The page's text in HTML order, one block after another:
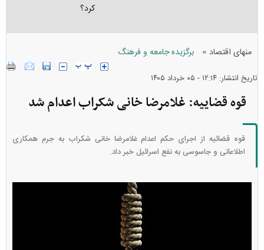
کرد؟
منهای اقتصاد » برگزیده جامعه و فرهنگ
تاریخ انتشار: ۱۲:۱۴ - ۰۵ خرداد ۱۴۰۵
قوه قضاییه: غلامرضا خانی شکراب اعدام شد
قوه قضائیه از اجرای حکم اعدام غلامرضا خانی شکراب به جرم همکاری
اطلاعاتی و جاسوسی به نفع اسرائیل خبر داد.